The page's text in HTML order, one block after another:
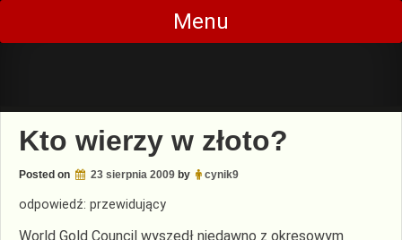
Skip
content
Menu
Kto wierzy w złoto?
Posted on 23 sierpnia 2009 by cynik9
odpowiedź: przewidujący
World Gold Council wyszedł niedawno z okresowym